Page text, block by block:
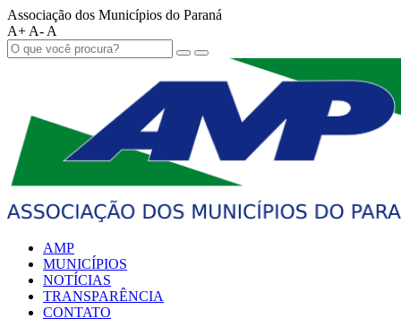
Associação dos Municípios do Paraná
A+ A- A
AMP
MUNICÍPIOS
NOTÍCIAS
TRANSPARÊNCIA
CONTATO